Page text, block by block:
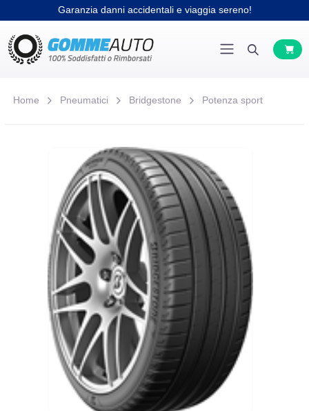
Garanzia danni accidentali e viaggia sereno!
Home Pneumatici Bridgestone Potenza sport